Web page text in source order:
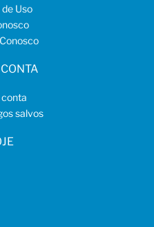
Uso
salvos